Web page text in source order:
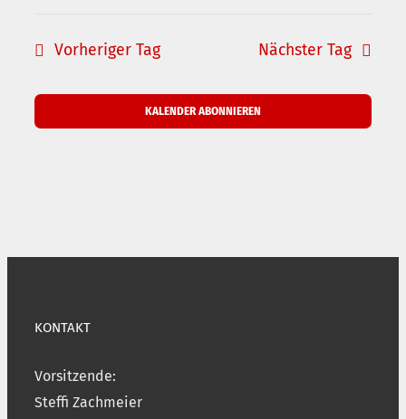
Vorheriger Tag Nächster Tag
KALENDER ABONNIEREN
KONTAKT
Vorsitzende:
Steffi Zachmeier